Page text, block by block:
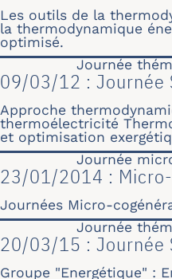
Les outils de la
la thermodynamique
optimisé.
Journée
09/03/12 : Journée
Approche
thermoélectricité
et optimisation
Journée
23/01/2014 :
Journées Micro-
Journée
20/03/15 : Journée
Groupe "Energétique" :